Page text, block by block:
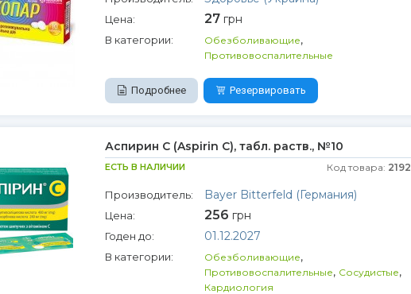
Цена: 27грн
В категории: Обезболивающие,
Противовоспалительные
Подробнее Резервировать
Аспирин С (Aspirin C), табл. раств., №10
ЕСТЬ В НАЛИЧИИ Код товара: 2192
Производитель: Bayer Bitterfeld (Германия)
Цена: 256 грн
Годен до: 01.12.2027
В категории: Обезболивающие,
Противовоспалительные, Сосудистые,
Кардиология